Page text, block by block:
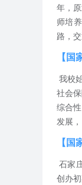
年，
师培
路，
【
我校
社会
综合
发展
【
石家
创办